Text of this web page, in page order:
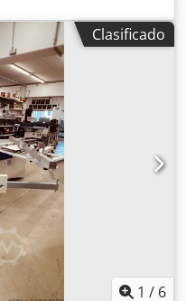
Clasificado
1 / 6